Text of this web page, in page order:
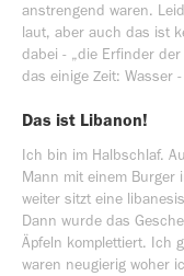
anstrengend waren.
laut, aber auch das ist
dabei - „die Erfinder
das einige Zeit: Wasser
Das ist Libanon!
Ich bin im Halbschlaf.
Mann mit einem Burger
weiter sitzt eine
Dann wurde das
Äpfeln komplettiert. Ich
waren neugierig woher